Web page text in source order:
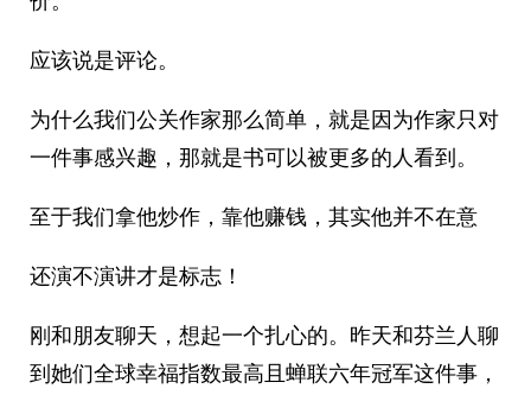
应该说是评论。
为什么我们公关作家那么简单，就是因为作家只对
一件事感兴趣，那就是书可以被更多的人看到。
至于我们拿他炒作，靠他赚钱，其实他并不在意
还演不演讲才是标志！
刚和朋友聊天，想起一个扎心的。昨天和芬兰人聊
到她们全球幸福指数最高且蝉联六年冠军这件事，